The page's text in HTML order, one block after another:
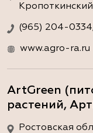
(965) 204-
www.agro-ra.ru
ArtGreen
растений,
Ростовская